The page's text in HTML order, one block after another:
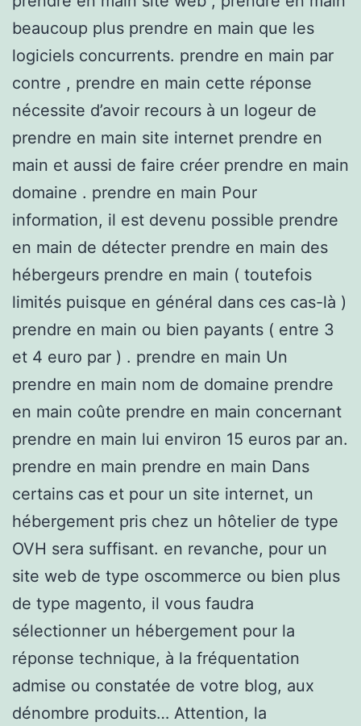
beaucoup plus prendre en main que les
logiciels concurrents. prendre en main par
contre , prendre en main cette réponse
nécessite d’avoir recours à un logeur de
prendre en main site internet prendre en
main et aussi de faire créer prendre en main
domaine . prendre en main Pour
information, il est devenu possible prendre
en main de détecter prendre en main des
hébergeurs prendre en main ( toutefois
limités puisque en général dans ces cas-là )
prendre en main ou bien payants ( entre 3
et 4 euro par ) . prendre en main Un
prendre en main nom de domaine prendre
en main coûte prendre en main concernant
prendre en main lui environ 15 euros par an.
prendre en main prendre en main Dans
certains cas et pour un site internet, un
hébergement pris chez un hôtelier de type
OVH sera suffisant. en revanche, pour un
site web de type oscommerce ou bien plus
de type magento, il vous faudra
sélectionner un hébergement pour la
réponse technique, à la fréquentation
admise ou constatée de votre blog, aux
dénombre produits… Attention, la